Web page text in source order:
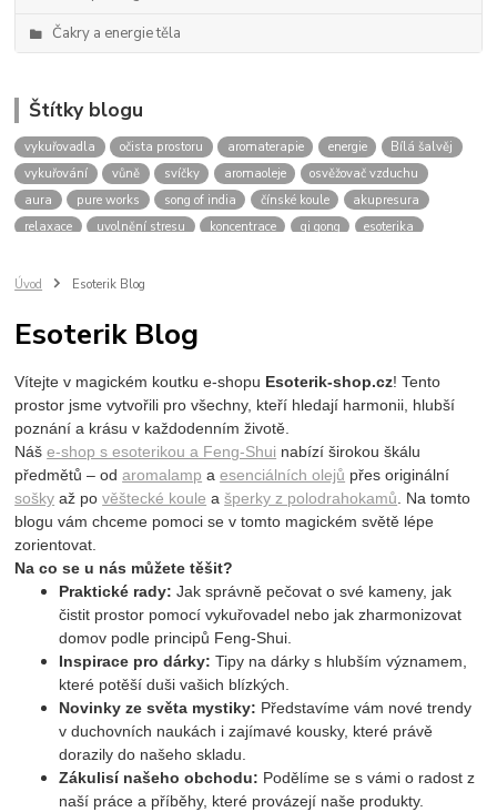
Čakry a energie těla
Štítky blogu
vykuřovadla očista prostoru aromaterapie energie
Bílá šalvěj
vykuřování
vůně svíčky aromaoleje
osvěžovač vzduchu
aura
pure works song of india čínské koule
akupresura
relaxace
uvolnění stresu koncentrace qi gong
esoterika
oleje pro aromaterapii
santalové dřevo
cedrové dřevo
blokace čaker
zablokovaná čakra stres únava
Úvod Esoterik Blog
Esoterik Blog
Vítejte v magickém koutku e-shopu Esoterik-shop.cz! Tento
prostor jsme vytvořili pro všechny, kteří hledají harmonii, hlubší
poznání a krásu v každodenním životě.
Náše-shop s esoterikou a Feng-Shui nabízí širokou škálu
předmětů – odaromalamp aesenciálních olejů přesoriginální
sošky až pověštecké koule ašperky z polodrahokamů. Na tomto
blogu vám chceme pomoci se v tomto magickém světě lépe
zorientovat.
Na co se u nás můžete těšit?
Praktické rady: Jak správně pečovat o své kameny, jak
čistit prostor pomocí vykuřovadel nebo jak zharmonizovat
domov podle principů Feng-Shui.
Inspirace pro dárky: Tipy na dárky s hlubším významem,
které potěší duši vašich blízkých.
Novinky ze světa mystiky: Představíme vám nové trendy
v duchovních naukách i zajímavé kousky, které právě
dorazily do našeho skladu.
Zákulisí našeho obchodu: Podělíme se s vámi o radost z
naší práce a příběhy, které provázejí naše produkty.